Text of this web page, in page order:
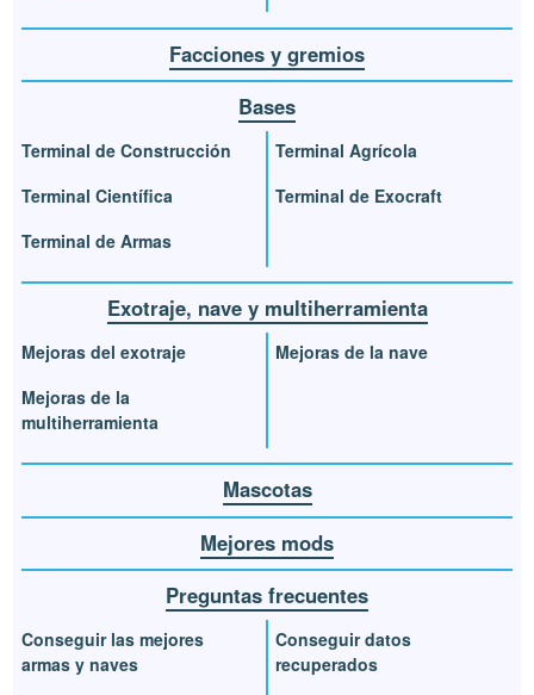
Facciones y gremios
Bases
Terminal de Construcción
Terminal Científica
Terminal de Armas
Terminal Agrícola
Terminal de Exocraft
Exotraje, nave y multiherramienta
Mejoras del exotraje
Mejoras de la
multiherramienta
Mejoras de la nave
Mascotas
Mejores mods
Preguntas frecuentes
Conseguir las mejores
armas y naves
Conseguir datos
recuperados